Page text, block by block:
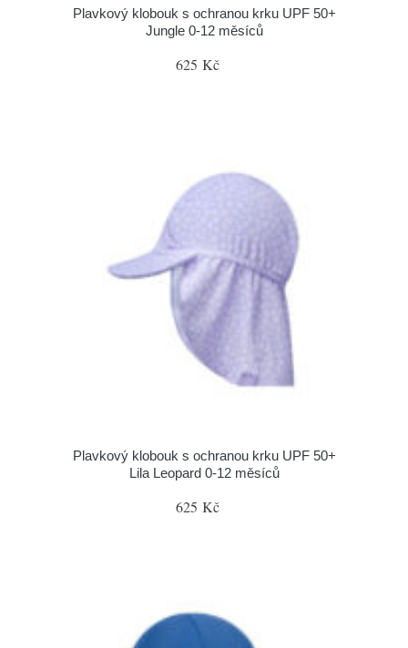
Plavkový klobouk s ochranou krku UPF 50+
Jungle 0-12 měsíců
625 Kč
Plavkový klobouk s ochranou krku UPF 50+
Lila Leopard 0-12 měsíců
625 Kč